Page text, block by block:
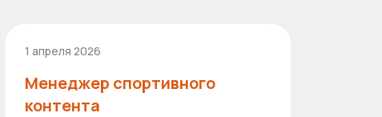
1 апреля 2026
Менеджер спортивного
контента